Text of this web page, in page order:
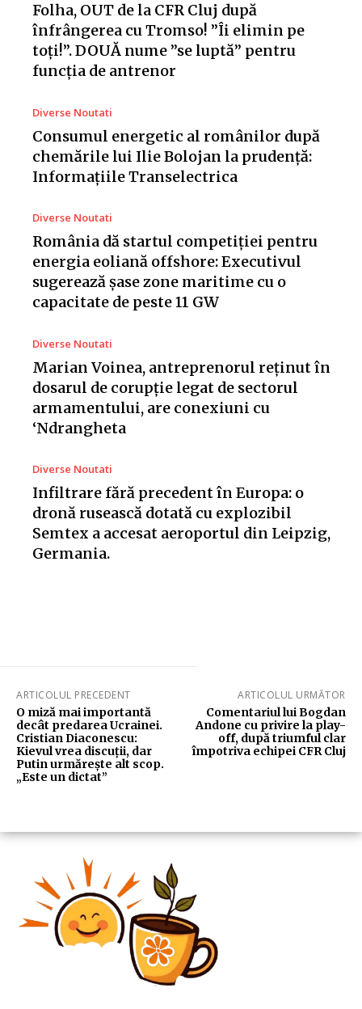
Folha, OUT de la CFR Cluj după
înfrângerea cu Tromso! ”Îi elimin pe
toți!”. DOUĂ nume ”se luptă” pentru
funcția de antrenor
Diverse Noutati
Consumul energetic al românilor după
chemările lui Ilie Bolojan la prudență:
Informațiile Transelectrica
Diverse Noutati
România dă startul competiției pentru
energia eoliană offshore: Executivul
sugerează șase zone maritime cu o
capacitate de peste 11 GW
Diverse Noutati
Marian Voinea, antreprenorul reținut în
dosarul de corupție legat de sectorul
armamentului, are conexiuni cu
‘Ndrangheta
Diverse Noutati
Infiltrare fără precedent în Europa: o
dronă rusească dotată cu explozibil
Semtex a accesat aeroportul din Leipzig,
Germania.
ARTICOLUL PRECEDENT
O miză mai importantă
decât predarea Ucrainei.
Cristian Diaconescu:
Kievul vrea discuții, dar
Putin urmărește alt scop.
„Este un dictat”
ARTICOLUL URMĂTOR
Comentariul lui Bogdan
Andone cu privire la play-
off, după triumful clar
împotriva echipei CFR Cluj